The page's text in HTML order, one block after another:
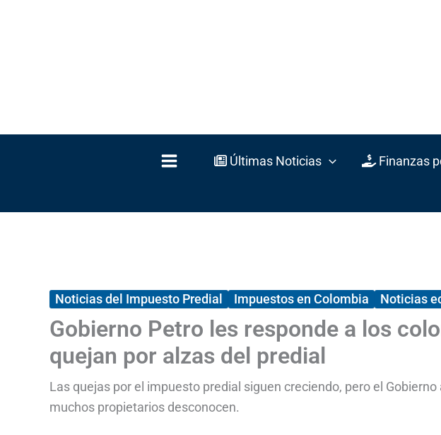
Últimas Noticias Finanzas
Noticias del Impuesto Predial Impuestos en Colombia Noticias
Gobierno Petro les responde a los
quejan por alzas del predial
Las quejas por el impuesto predial siguen creciendo, pero el
muchos propietarios desconocen.